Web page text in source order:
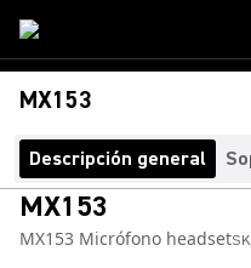
MX153
Descripción general
MX153
MX153 Micrófono headset